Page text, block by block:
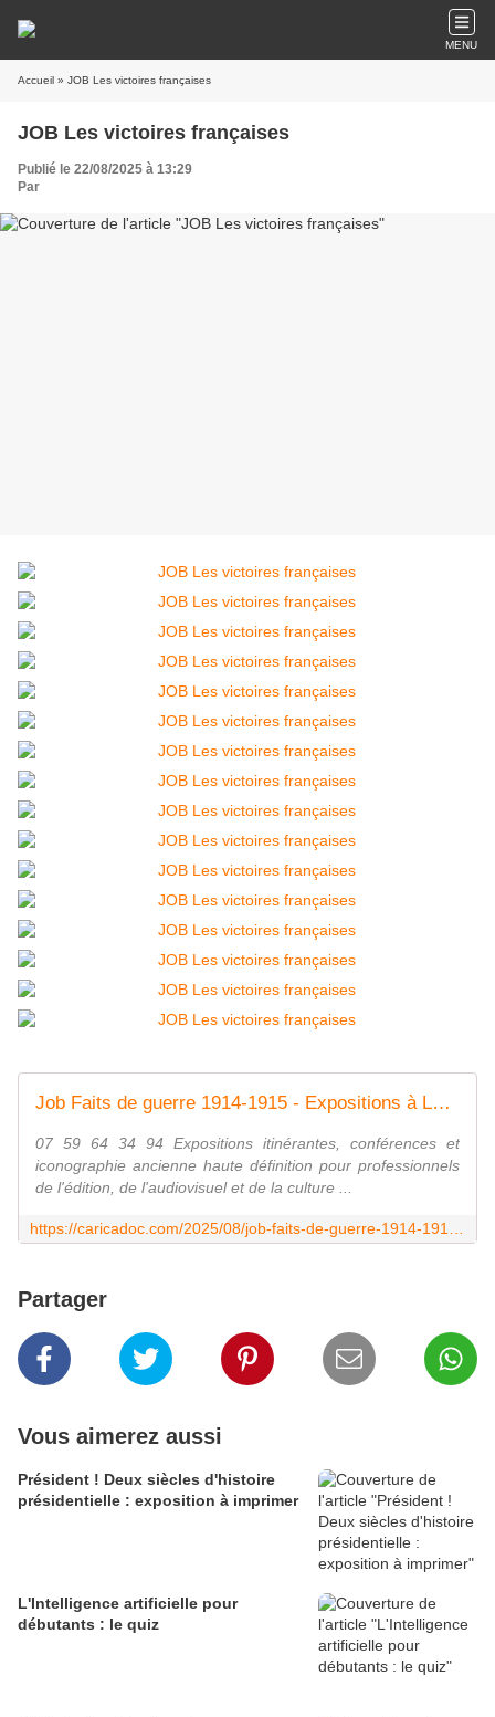
MENU
Accueil » JOB Les victoires françaises
JOB Les victoires françaises
Publié le 22/08/2025 à 13:29
Par
Job Faits de guerre 1914-1915 - Expositions à Louer C A R I C A D O C
07 59 64 34 94 Expositions itinérantes, conférences et
iconographie ancienne haute définition pour professionnels
de l'édition, de l'audiovisuel et de la culture ...
Partager
Vous aimerez aussi
Président ! Deux siècles d'histoire
présidentielle : exposition à imprimer
L'Intelligence artificielle pour
débutants : le quiz